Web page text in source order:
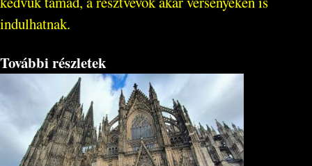
indulhatnak.
További részletek